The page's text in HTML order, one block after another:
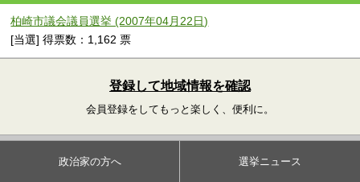
柏崎市議会議員選挙 (2007年04月22日)
[当選] 得票数：1,162 票
登録して地域情報を確認
会員登録をしてもっと楽しく、便利に。
政治家の方へ 選挙ニュース